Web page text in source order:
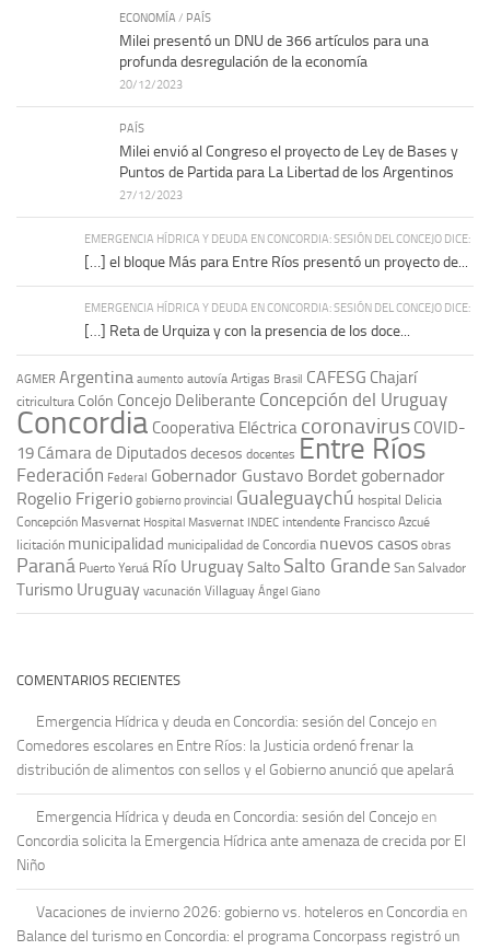
ECONOMÍA / PAÍS
Milei presentó un DNU de 366 artículos para una
profunda desregulación de la economía
20/12/2023
PAÍS
Milei envió al Congreso el proyecto de Ley de Bases y
Puntos de Partida para La Libertad de los Argentinos
27/12/2023
EMERGENCIA HÍDRICA Y DEUDA EN CONCORDIA: SESIÓN DEL CONCEJO DICE:
[…] el bloque Más para Entre Ríos presentó un proyecto de...
EMERGENCIA HÍDRICA Y DEUDA EN CONCORDIA: SESIÓN DEL CONCEJO DICE:
[…] Reta de Urquiza y con la presencia de los doce...
AGMER Argentina aumento autovía Artigas Brasil CAFESG Chajarí
citricultura Colón Concejo Deliberante Concepción del Uruguay
Concordia Cooperativa Eléctrica coronavirus COVID-
19 Cámara de Diputadosdecesos docentes Entre Ríos
Federación Federal Gobernador Gustavo Bordet gobernador
Rogelio Frigerio gobierno provincial Gualeguaychú hospital Delicia
Concepción Masvernat Hospital Masvernat INDEC intendente Francisco Azcué
licitación municipalidad municipalidad de Concordia nuevos casos obras
Paraná Puerto Yeruá Río UruguaySalto Salto Grande San Salvador
Turismo Uruguay vacunación Villaguay Ángel Giano
COMENTARIOS RECIENTES
Emergencia Hídrica y deuda en Concordia: sesión del Concejo en
Comedores escolares en Entre Ríos: la Justicia ordenó frenar la
distribución de alimentos con sellos y el Gobierno anunció que apelará
Emergencia Hídrica y deuda en Concordia: sesión del Concejo en
Concordia solicita la Emergencia Hídrica ante amenaza de crecida por El
Niño
Vacaciones de invierno 2026: gobierno vs. hoteleros en Concordia en
Balance del turismo en Concordia: el programa Concorpass registró un